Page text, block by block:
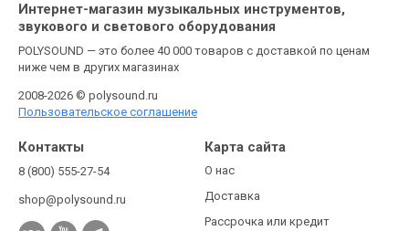
Интернет-магазин музыкальных инструментов,
звукового и светового оборудования
POLYSOUND — это более 40 000 товаров с доставкой по ценам
ниже чем в других магазинах
2008-2026 © polysound.ru
Пользовательское соглашение
Контакты
8 (800) 555-27-54
shop@polysound.ru
Карта сайта
О нас
Доставка
Рассрочка или кредит